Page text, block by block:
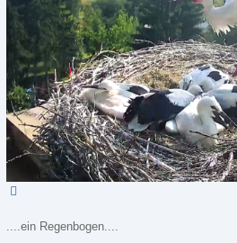
....ein Regenbogen....